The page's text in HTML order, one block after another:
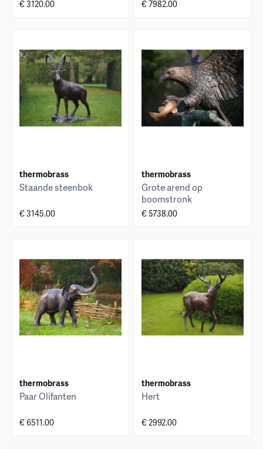
€ 3120.00 € 7982.00
thermobrass
Staande steenbok
€ 3145.00
thermobrass
Grote arend op
boomstronk
€ 5738.00
thermobrass
Paar Olifanten
€ 6511.00
thermobrass
Hert
€ 2992.00